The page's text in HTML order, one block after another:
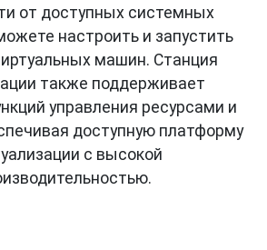
от доступных системных
настроить и запустить
машин. Станция
также поддерживает
управления ресурсами и
доступную платформу
с высокой